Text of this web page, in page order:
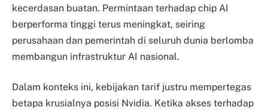
kecerdasan buatan. Permintaan terhadap chip AI
berperforma tinggi terus meningkat, seiring
perusahaan dan pemerintah di seluruh dunia berlomba
membangun infrastruktur AI nasional.
Dalam konteks ini, kebijakan tarif justru mempertegas
betapa krusialnya posisi Nvidia. Ketika akses terhadap